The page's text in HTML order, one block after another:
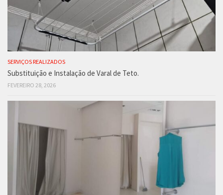
SERVIÇOS REALIZADOS
Substituição e Instalação de Varal de Teto.
FEVEREIRO 28, 2026